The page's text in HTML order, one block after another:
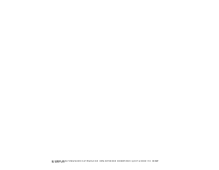
ECOМИКС МУЛЬТИМАГАЗИН НАТУРАЛЬНОЙ ОРГАНИЧЕСКОЙ КОСМЕТИКИ С ДОСТАВКОЙ ПО ВСЕМУ
КАЗАХСТАНУ